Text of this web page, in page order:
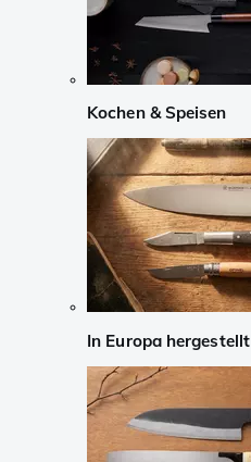
Kochen & Speisen
In Europa hergestellt